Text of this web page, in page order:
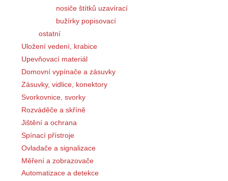
nosiče štítků uzavírací
bužírky popisovací
ostatní
Uložení vedení, krabice
Upevňovací materiál
Domovní vypínače a zásuvky
Zásuvky, vidlice, konektory
Svorkovnice, svorky
Rozváděče a skříně
Jištění a ochrana
Spínací přístroje
Ovladače a signalizace
Měření a zobrazovače
Automatizace a detekce